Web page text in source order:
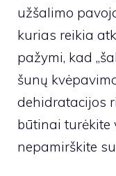
užšalimo
kurias reikia
pažymi, kad
šunų
dehidratacijos
būtinai turėkite
nepamirškite